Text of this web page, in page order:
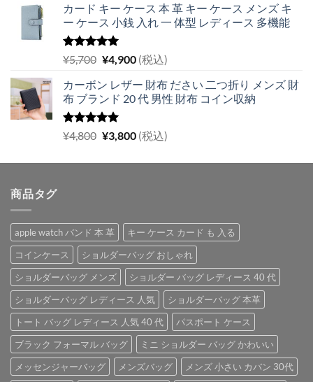
カード キー ケース 本 革 キー ケース メンズ キ
ー ケース 小銭 入れ 一 体型 レディース 多機能
5段階中
5.00
の評価
¥5,700 元
価
格
は
¥5,700
し
¥4,900現
の
価
は
で
(税込)
カーボン レザー 財布 ださい 二つ折り メンズ 財
布 ブランド 20 代 男性 財布 コイン収納
5段階中
5.00
の評価
¥4,800 元
価
で
し
た。
¥3,800現
の
¥3,800
で
す。
(税込)
商品タグ
apple watch バンド 本 革
キー ケース カード も 入る
コインケース
ショルダーバッグ おしゃれ
ショルダーバッグ メンズ
ショルダー バッグ レディース 40 代
ショルダーバッグ レディース 人気
ショルダーバッグ 本革
トート バッグ レディース 人気 40 代
パスポート ケース
ブラック フォーマル バッグ
ミニ ショルダー バッグ かわいい
メッセンジャーバッグ
メンズバッグ
メンズ 小さい カバン 30代